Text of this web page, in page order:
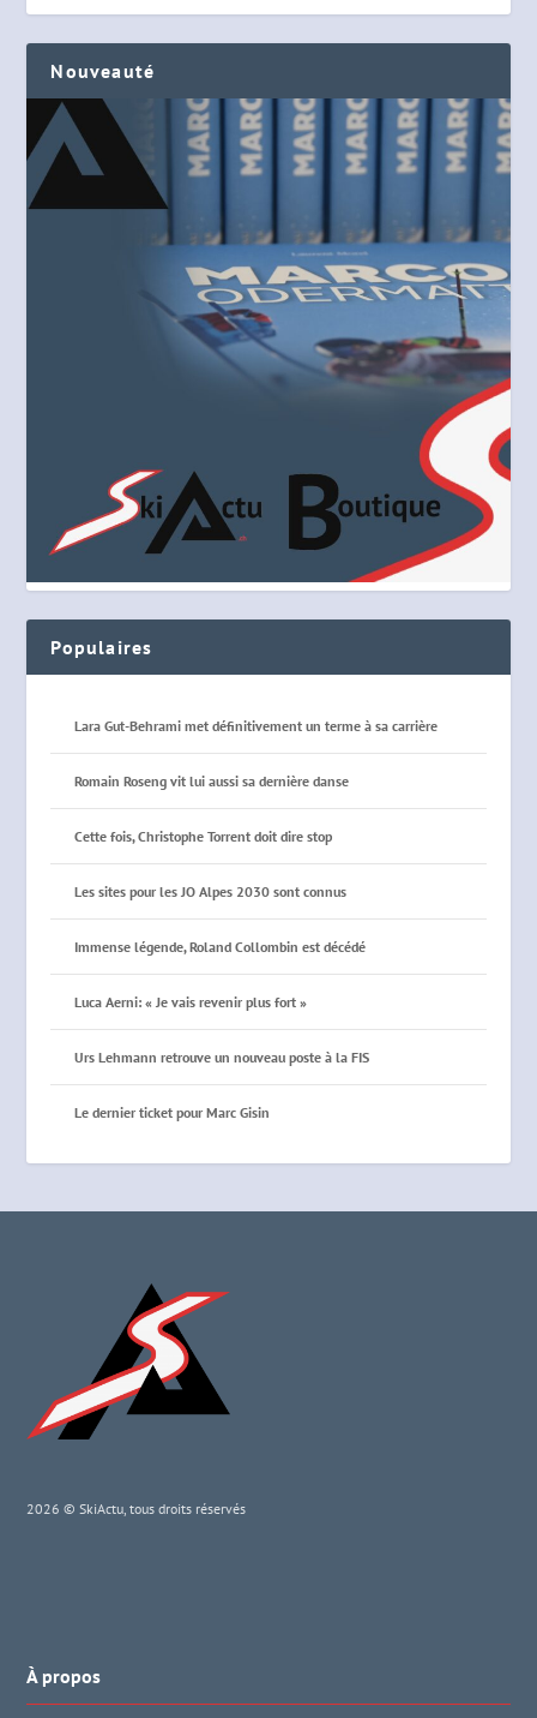
Nouveauté
Populaires
Lara Gut-Behrami met définitivement un terme à sa carrière
Romain Roseng vit lui aussi sa dernière danse
Cette fois, Christophe Torrent doit dire stop
Les sites pour les JO Alpes 2030 sont connus
Immense légende, Roland Collombin est décédé
Luca Aerni: « Je vais revenir plus fort »
Urs Lehmann retrouve un nouveau poste à la FIS
Le dernier ticket pour Marc Gisin
2026 © SkiActu, tous droits réservés
À propos